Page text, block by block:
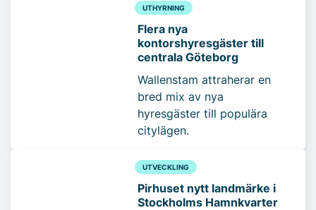
UTHYRNING
Flera nya
kontorshyresgäster till
centrala Göteborg
Wallenstam attraherar en
bred mix av nya
hyresgäster till populära
citylägen.
UTVECKLING
Pirhuset nytt landmärke i
Stockholms Hamnkvarter